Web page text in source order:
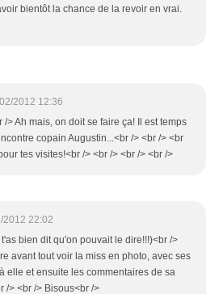
bientôt la chance de la revoir en vrai.
2012 12:36
/> Ah mais, on doit se faire ça! Il est temps
copain Augustin...<br /> <br /> <br
tes visites!<br /> <br /> <br /> <br />
2012 22:02
bien dit qu'on pouvait le dire!!!)<br />
avant tout voir la miss en photo, avec ses
elle et ensuite les commentaires de sa
/> <br /> Bisous<br />